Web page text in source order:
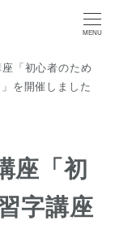
MENU
「初心者のため
を開催しました
座「初
字講座